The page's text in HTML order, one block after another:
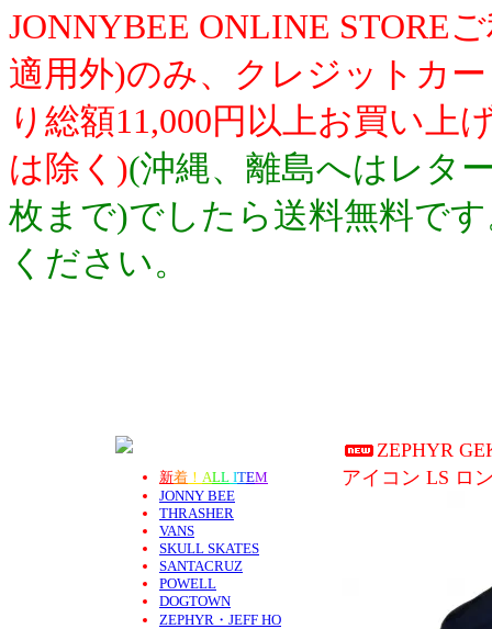
JONNYBEE ONLINE STORE
適用外)のみ、クレジットカ
り総額11,000円以上お買い上
は除く)(沖縄、離島へはレタ
枚まで)でしたら送料無料で
ください。
新着 ！ ALL ITEM
JONNY BEE
THRASHER
VANS
SKULL SKATES
SANTACRUZ
POWELL
DOGTOWN
ZEPHYR・JEFF HO
ZEPHYR
アイコン LS ロ